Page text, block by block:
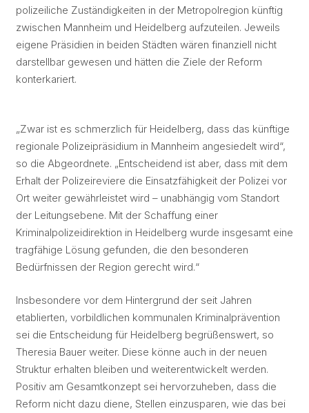
polizeiliche Zuständigkeiten in der Metropolregion künftig
zwischen Mannheim und Heidelberg aufzuteilen. Jeweils
eigene Präsidien in beiden Städten wären finanziell nicht
darstellbar gewesen und hätten die Ziele der Reform
konterkariert.
„Zwar ist es schmerzlich für Heidelberg, dass das künftige
regionale Polizeipräsidium in Mannheim angesiedelt wird“,
so die Abgeordnete. „Entscheidend ist aber, dass mit dem
Erhalt der Polizeireviere die Einsatzfähigkeit der Polizei vor
Ort weiter gewährleistet wird – unabhängig vom Standort
der Leitungsebene. Mit der Schaffung einer
Kriminalpolizeidirektion in Heidelberg wurde insgesamt eine
tragfähige Lösung gefunden, die den besonderen
Bedürfnissen der Region gerecht wird.“
Insbesondere vor dem Hintergrund der seit Jahren
etablierten, vorbildlichen kommunalen Kriminalprävention
sei die Entscheidung für Heidelberg begrüßenswert, so
Theresia Bauer weiter. Diese könne auch in der neuen
Struktur erhalten bleiben und weiterentwickelt werden.
Positiv am Gesamtkonzept sei hervorzuheben, dass die
Reform nicht dazu diene, Stellen einzusparen, wie das bei